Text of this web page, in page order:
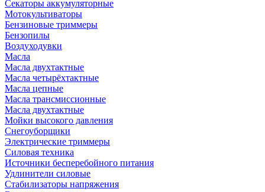
Секаторы аккумуляторные
Мотокультиваторы
Бензиновые триммеры
Бензопилы
Воздуходувки
Масла
Масла двухтактные
Масла четырёхтактные
Масла цепные
Масла трансмиссионные
Масла двухтактные
Мойки высокого давления
Снегоуборщики
Электрические триммеры
Силовая техника
Источники бесперебойного питания
Удлинители силовые
Стабилизаторы напряжения